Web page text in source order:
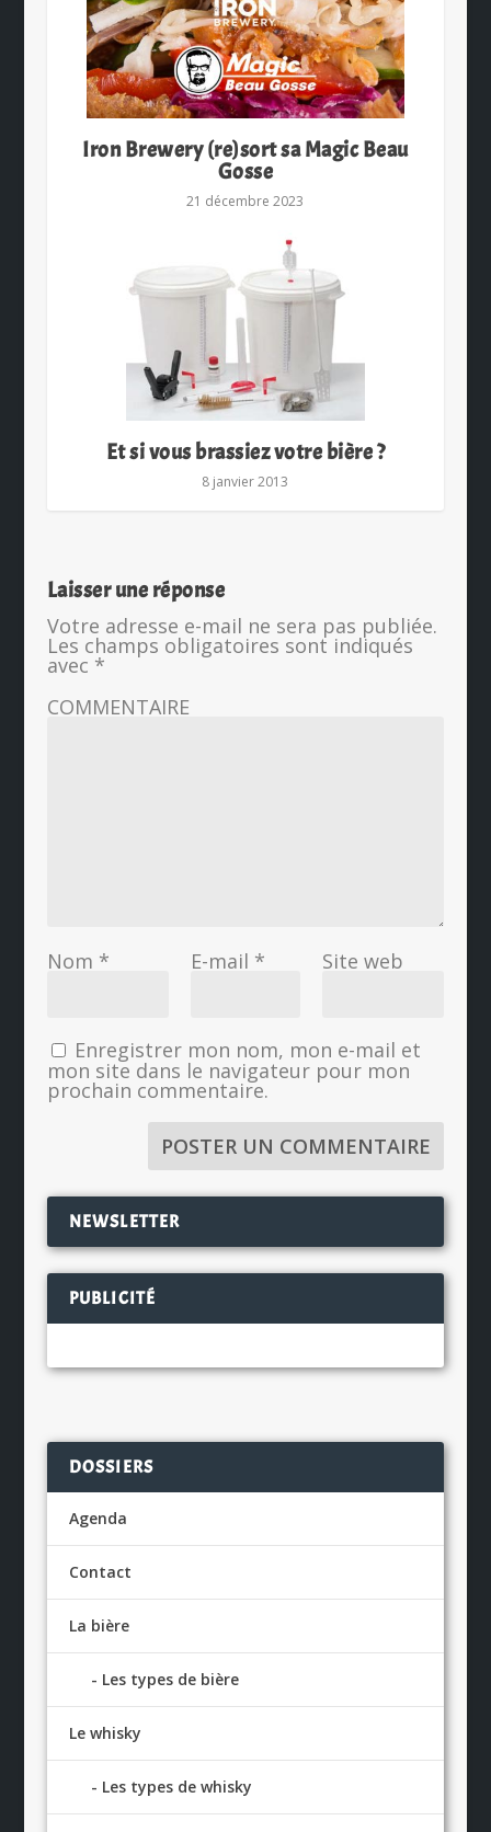
Iron Brewery (re)sort sa Magic Beau
Gosse
21 décembre 2023
Et si vous brassiez votre bière ?
8 janvier 2013
Laisser une réponse
Votre adresse e-mail ne sera pas publiée.
Les champs obligatoires sont indiqués
avec *
COMMENTAIRE
Nom * E-mail * Site web
Enregistrer mon nom, mon e-mail et
mon site dans le navigateur pour mon
prochain commentaire.
NEWSLETTER
PUBLICITÉ
DOSSIERS
Agenda
Contact
La bière
Les types de bière
Le whisky
Les types de whisky